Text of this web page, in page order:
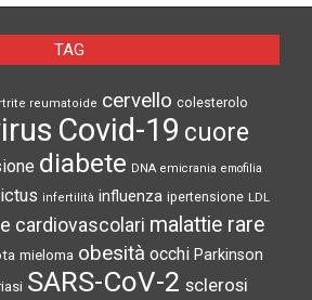
TAG
reumatoide cervello colesterolo
Covid-19 cuore
diabete DNA emicrania emofilia
ictus infertilità influenza ipertensione LDL
cardiovascolari malattie rare
mieloma obesità occhi Parkinson
SARS-CoV-2 sclerosi